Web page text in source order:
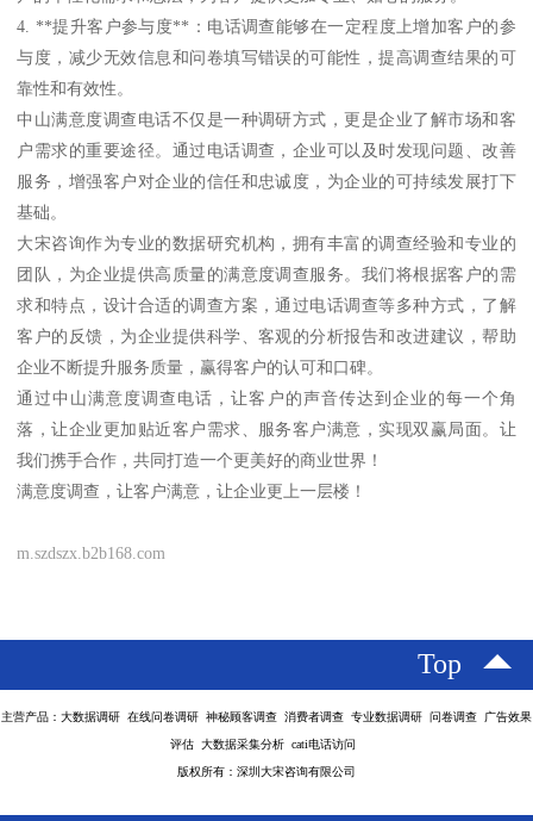
4. **提升客户参与度**：电话调查能够在一定程度上增加客户的参
与度，减少无效信息和问卷填写错误的可能性，提高调查结果的可
靠性和有效性。
中山满意度调查电话不仅是一种调研方式，更是企业了解市场和客
户需求的重要途径。通过电话调查，企业可以及时发现问题、改善
服务，增强客户对企业的信任和忠诚度，为企业的可持续发展打下
基础。
大宋咨询作为专业的数据研究机构，拥有丰富的调查经验和专业的
团队，为企业提供高质量的满意度调查服务。我们将根据客户的需
求和特点，设计合适的调查方案，通过电话调查等多种方式，了解
客户的反馈，为企业提供科学、客观的分析报告和改进建议，帮助
企业不断提升服务质量，赢得客户的认可和口碑。
通过中山满意度调查电话，让客户的声音传达到企业的每一个角
落，让企业更加贴近客户需求、服务客户满意，实现双赢局面。让
我们携手合作，共同打造一个更美好的商业世界！
满意度调查，让客户满意，让企业更上一层楼！
m.szdszx.b2b168.com
Top
主营产品：大数据调研 在线问卷调研 神秘顾客调查 消费者调查 专业数据调研 问卷调查 广告效果
评估 大数据采集分析 cati电话访问
版权所有：深圳大宋咨询有限公司